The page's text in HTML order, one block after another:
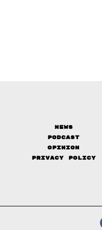
News
Podcast
Opinion
Privacy Policy